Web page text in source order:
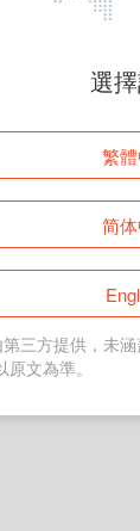
頁面
返
選
繁
简
三方提供，未
文為準。